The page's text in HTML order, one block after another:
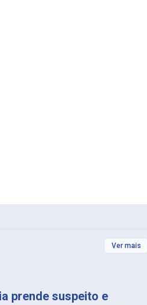
Ver mais
prende suspeito e